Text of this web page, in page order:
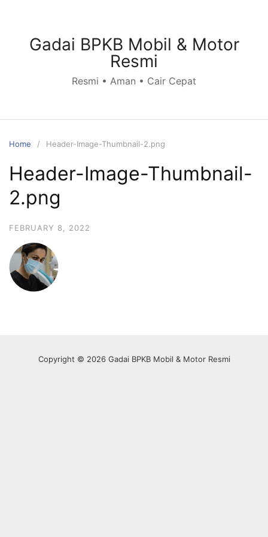
contentGadai BPKB Mobil & Motor
Resmi
Resmi • Aman • Cair Cepat
Home Header-Image-Thumbnail-2.png
Header-Image-Thumbnail-
2.png
FEBRUARY 8, 2022
Copyright © 2026 Gadai BPKB Mobil & Motor Resmi